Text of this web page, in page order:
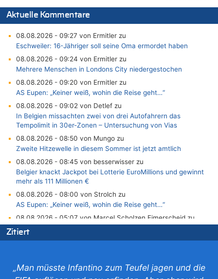
Aktuelle Kommentare
08.08.2026 - 09:27 von Ermitler zu
Eschweiler: 16-Jähriger soll seine Oma ermordet haben
08.08.2026 - 09:24 von Ermitler zu
Mehrere Menschen in Londons City niedergestochen
08.08.2026 - 09:20 von Ermitler zu
AS Eupen: „Keiner weiß, wohin die Reise geht…“
08.08.2026 - 09:02 von Detlef zu
In Belgien missachten zwei von drei Autofahrern das
Tempolimit in 30er-Zonen – Untersuchung von Vias
08.08.2026 - 08:50 von Mungo zu
Zweite Hitzewelle in diesem Sommer ist jetzt amtlich
08.08.2026 - 08:45 von besserwisser zu
Belgier knackt Jackpot bei Lotterie EuroMillions und gewinnt
mehr als 111 Millionen €
08.08.2026 - 08:00 von Strolch zu
AS Eupen: „Keiner weiß, wohin die Reise geht…“
08.08.2026 - 05:07 von Marcel Scholzen Eimerscheid zu
In Belgien missachten zwei von drei Autofahrern das
Tempolimit in 30er-Zonen – Untersuchung von Vias
Tempolimit in 30er-Zonen – Untersuchung von Vias
Zitiert
„Man müsste Infantino zum Teufel jagen und die